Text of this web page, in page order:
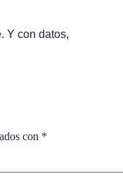
Y con datos,
con *